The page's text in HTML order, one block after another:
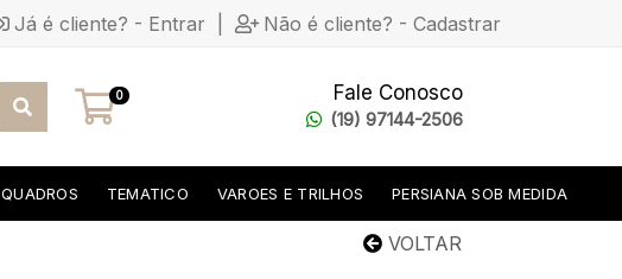
Já é cliente? - Entrar Não é cliente? - Cadastrar
0 Fale Conosco
(19) 97144-2506
QUADROS TEMATICO VAROES E TRILHOS PERSIANA SOB MEDIDA
VOLTAR